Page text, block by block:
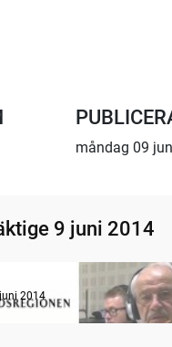
måndag 09
9 juni 2014
2014